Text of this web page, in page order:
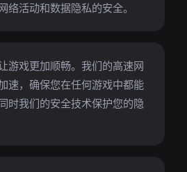
络活动和数据隐私的安全。
游戏更加顺畅。我们的高速网
速，确保您在任何游戏中都能
时我们的安全技术保护您的隐